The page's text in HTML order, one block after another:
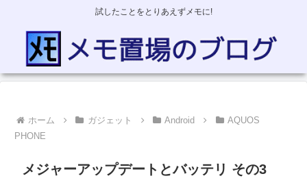
試したことをとりあえずメモに!
ホーム ガジェット Android
AQUOS
PHONE
メジャーアップデートとバッテリ その3